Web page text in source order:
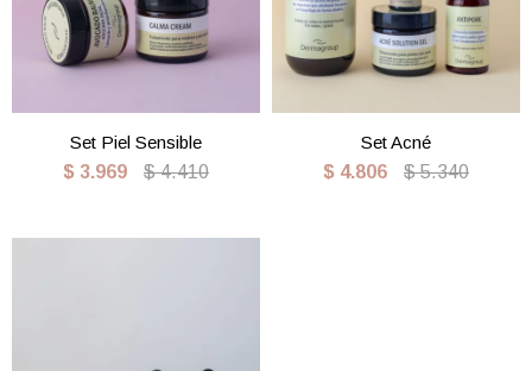
Set Piel Sensible
$ 3.969 $ 4.410
Set Acné
$ 4.806 $ 5.340